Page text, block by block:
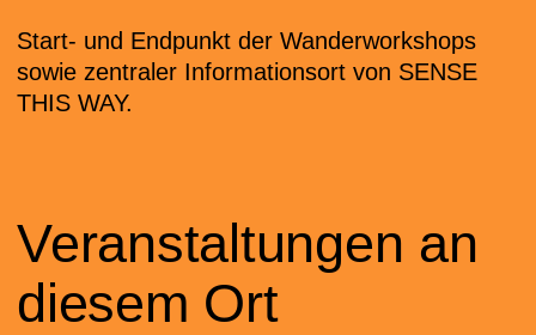
Start- und Endpunkt der Wanderworkshops
sowie zentraler Informationsort von SENSE
THIS WAY.
Veranstaltungen an
diesem Ort